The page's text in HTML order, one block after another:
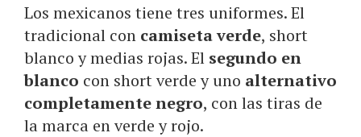
Los mexicanos tiene tres uniformes. El
tradicional con camiseta verde, short
blanco y medias rojas. El segundo en
blanco con short verde y uno alternativo
completamente negro, con las tiras de
la marca en verde y rojo.